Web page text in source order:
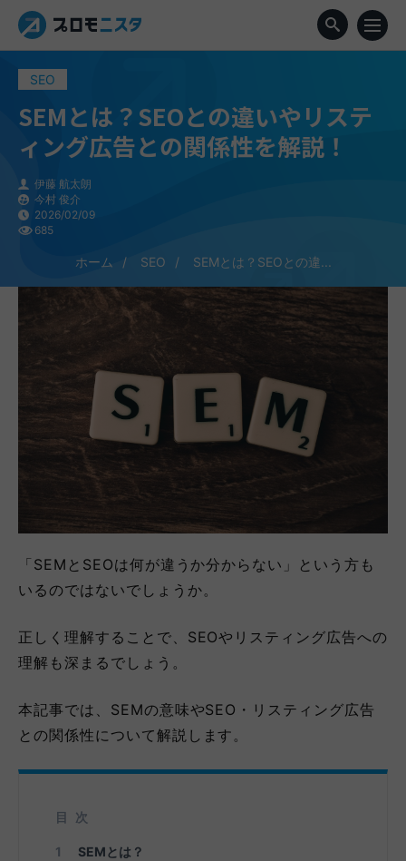
SEO
SEMとは？SEOとの違いやリステ
ィング広告との関係性を解説！
伊藤 航太朗
今村 俊介
2026/02/09
685
ホーム SEO SEMとは？SEOとの違...
「SEMとSEOは何が違うか分からない」という方も
いるのではないでしょうか。
正しく理解することで、SEOやリスティング広告への
理解も深まるでしょう。
本記事では、SEMの意味やSEO・リスティング広告
との関係性について解説します。
目次
1 SEMとは？